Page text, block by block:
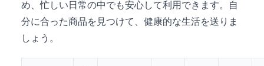
め、忙しい日常の中でも安心して利用できます。自
分に合った商品を見つけて、健康的な生活を送りま
しょう。